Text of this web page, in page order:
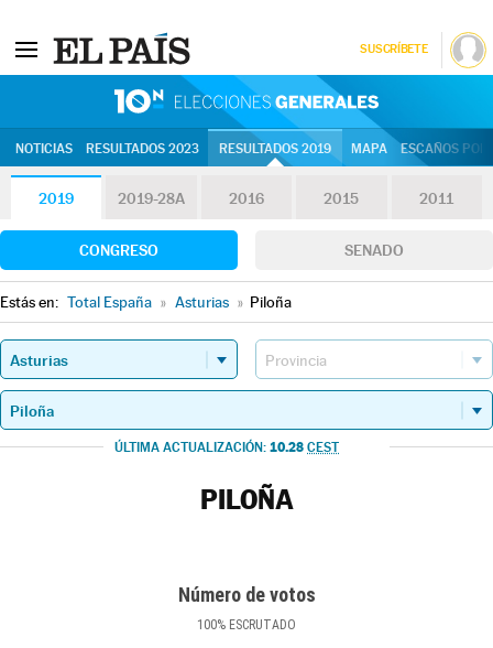
SUSCRÍBETE
NOTICIAS RESULTADOS 2023 RESULTADOS 2019 MAPA ESCAÑOS
2019 2019-28A 2016 2015 2011
CONGRESO SENADO
Estás en: Total España » Asturias » Piloña
ÚLTIMA ACTUALIZACIÓN: 10.28 CEST
PILOÑA
Número de votos
100% ESCRUTADO